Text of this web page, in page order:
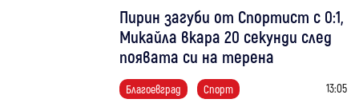
Пирин загуби от Спортист с 0:1,
Микайла вкара 20 секунди след
появата си на терена
Благоевград Спорт 13:05